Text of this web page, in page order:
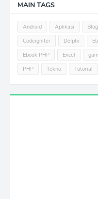
MAIN TAGS
Android Aplikasi Blog
Codeigniter
Delphi
Ebook PHP
Excel
PHP
Tekno Tutorial